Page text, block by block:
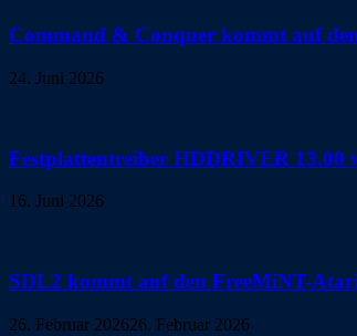
Command & Conquer kommt auf
24. Juni 2026
Festplattentreiber HDDRIVER 13.00
16. Juni 2026
SDL2 kommt auf den FreeMiNT-Atari
26. Februar 202626. Februar 2026